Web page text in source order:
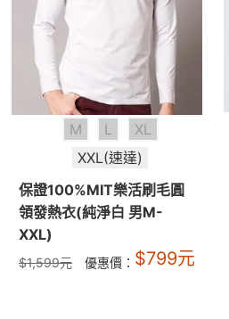
M L
XL
XXL(速達)
保證100%MIT樂活刷毛圓
領發熱衣(純淨白 男M-
XXL)
$1,599元 優惠價： $799元